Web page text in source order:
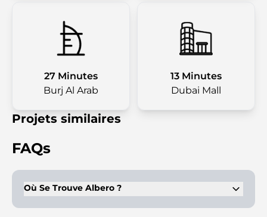
27 Minutes
Burj Al Arab
13 Minutes
Dubai Mall
Projets similaires
FAQs
Où Se Trouve Albero ?